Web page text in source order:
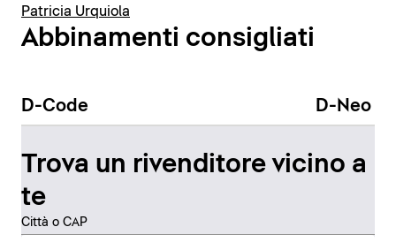
Patricia Urquiola
Abbinamenti consigliati
D-Code D-Neo
Trova un rivenditore vicino a
te
Città o CAP